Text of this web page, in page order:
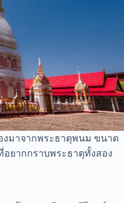
งมาจากพระธาตุพนม ขนาด
ยากกราบพระธาตุทั้งสอง